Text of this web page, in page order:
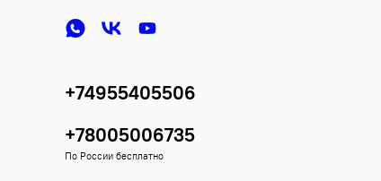
+74955405506
+78005006735
По России бесплатно